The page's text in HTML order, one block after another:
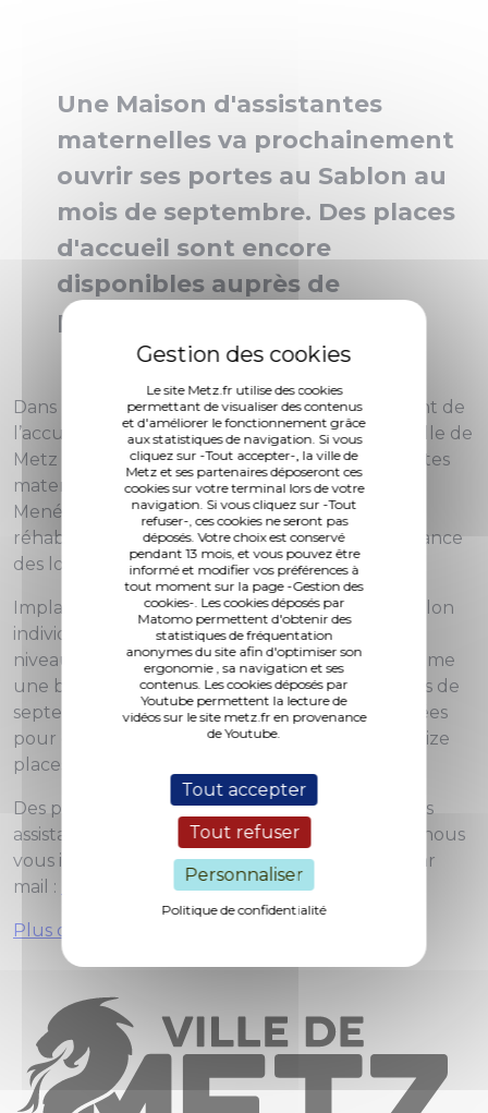
Le site Metz.fr utilise des cookies
permettant de visualiser des contenus
et d'améliorer le fonctionnement grâce
aux statistiques de navigation. Si vous
cliquez sur -Tout accepter-, la ville de
Metz et ses partenaires déposeront ces
cookies sur votre terminal lors de votre
navigation. Si vous cliquez sur -Tout
refuser-, ces cookies ne seront pas
déposés. Votre choix est conservé
pendant 13 mois, et vous pouvez être
informé et modifier vos préférences à
tout moment sur la page -Gestion des
cookies-. Les cookies déposés par
Matomo permettent d'obtenir des
statistiques de fréquentation
anonymes du site afin d'optimiser son
ergonomie , sa navigation et ses
contenus. Les cookies déposés par
Youtube permettent la lecture de
vidéos sur le site metz.fr en provenance
de Youtube.
Tout accepter
Tout refuser
Personnaliser
Politique de confidentialité
Une Maison d'assistantes
maternelles va prochainement
ouvrir ses portes au Sablon au
mois de septembre. Des places
d'accueil sont encore
disponibles auprès de
professionnelles agréées.
Dans le cadre de sa politique de développement de
l’accueil du jeune enfant sur son territoire, la Ville de
Metz a acté l’ouverture d’une Maison d’assistantes
maternelles (MAM) dans le quartier du Sablon.
Menés par la municipalité, les travaux de
réhabilitation et de mise aux normes petite enfance
des locaux sont en passe d'être finalisés.
Implantée au 39 rue Vandernoot, dans un pavillon
individuel proposant environ 200 m² sur deux
niveaux ainsi qu’un jardin privatif, la MAM « Comme
une bulle » accueillera donc, à compter du mois de
septembre 2022, quatre professionnelles agréées
pour quatre enfants chacun, soit un total de seize
places d’accueil.
Des places sont encore à pourvoir auprès de ces
assistantes maternelles. Si vous êtes intéressés, nous
vous invitons à prendre contact avec la MAM par
mail :
mamcommeunebulle@gmail.com
Plus d'informations